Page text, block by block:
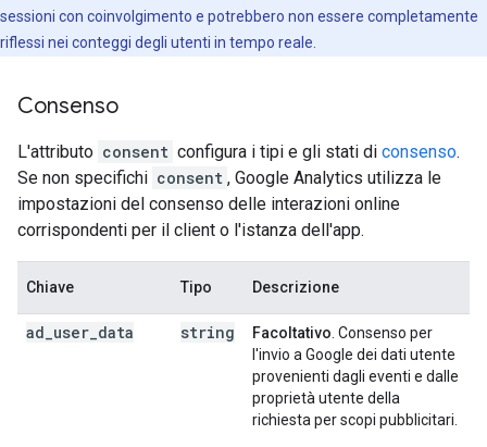
sessioni con coinvolgimento e potrebbero non essere completamente
riflessi nei conteggi degli utenti in tempo reale.
Consenso
L'attributo consent configura i tipi e gli stati di consenso.
Se non specifichi consent , Google Analytics utilizza le
impostazioni del consenso delle interazioni online
corrispondenti per il client o l'istanza dell'app.
Chiave Tipo Descrizione
ad user data string Facoltativo . Consenso per
l'invio a Google dei dati utente
provenienti dagli eventi e dalle
proprietà utente della
richiesta per scopi pubblicitari.